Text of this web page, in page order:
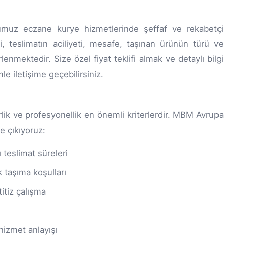
eczane kurye hizmetlerinde şeffaf ve rekabetçi
teslimatın aciliyeti, mesafe, taşınan ürünün türü ve
Size özel fiyat teklifi almak ve detaylı bilgi
iletişime geçebilirsiniz.
ve profesyonellik en önemli kriterlerdir. MBM Avrupa
çıkıyoruz:
teslimat süreleri
koşulları
çalışma
anlayışı